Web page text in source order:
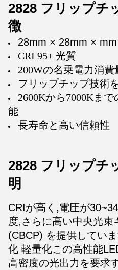
2828 フリップチ
徴
28mm × 28mm ×
CRI 95+ 光質
200Wの名乗電力消費
フリップチップ技術
2600Kから7000Kま
能
長寿命と高い信頼性
2828 フリップチ
明
CRIが高く,電圧が
度,さらに高い中央光束
(CBCP) を提供してい
化 軽量化この高性能
高密度の光出力を要求